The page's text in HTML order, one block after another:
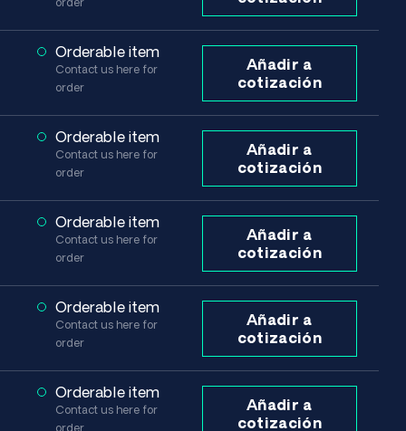
Orderable item
Contact us here for
order
Añadir a
cotización
Orderable item
Contact us here for
order
Añadir a
cotización
Orderable item
Contact us here for
order
Añadir a
cotización
Orderable item
Contact us here for
order
Añadir a
cotización
Orderable item
Contact us here for
order
Añadir a
cotización